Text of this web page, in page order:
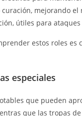
mejorando
útiles para
estos roles
especiales
que pueden
que las tropas